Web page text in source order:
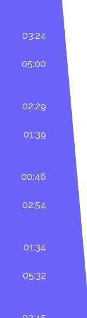
03:24
05:00
02:29
01:39
00:46
02:54
01:34
05:32